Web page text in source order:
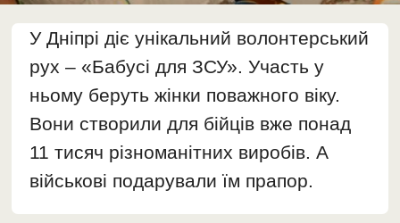
У Дніпрі діє унікальний волонтерський
рух – «Бабусі для ЗСУ». Участь у
ньому беруть жінки поважного віку.
Вони створили для бійців вже понад
11 тисяч різноманітних виробів. А
військові подарували їм прапор.